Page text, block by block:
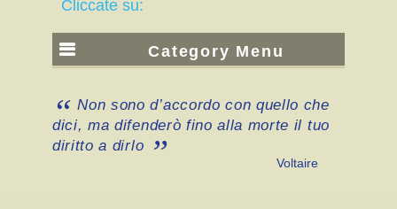
Cliccate su:
Category Menu
Non sono d’accordo con quello che
dici, ma difenderò fino alla morte il tuo
diritto a dirlo
Voltaire